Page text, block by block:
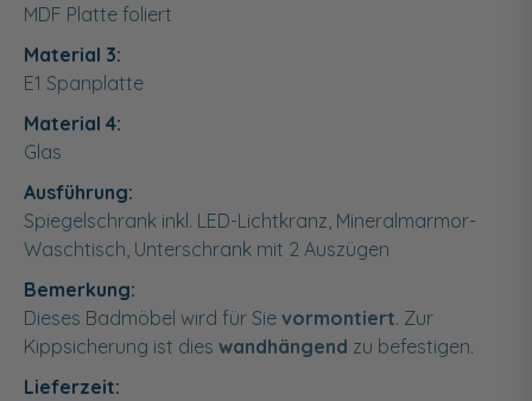
MDF Platte foliert
Material 3:
E1 Spanplatte
Material 4:
Glas
Ausführung:
Spiegelschrank inkl. LED-Lichtkranz, Mineralmarmor-
Waschtisch, Unterschrank mit 2 Auszügen
Bemerkung:
Dieses Badmöbel wird für Sie vormontiert. Zur
Kippsicherung ist dies wandhängend zu befestigen.
Lieferzeit: